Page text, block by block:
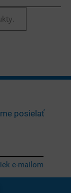
posielať
e-mailom